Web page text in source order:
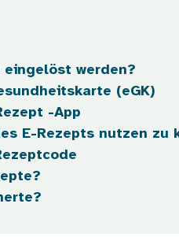
eingelöst werden?
(eGK)
-App
E-Rezepts nutzen zu